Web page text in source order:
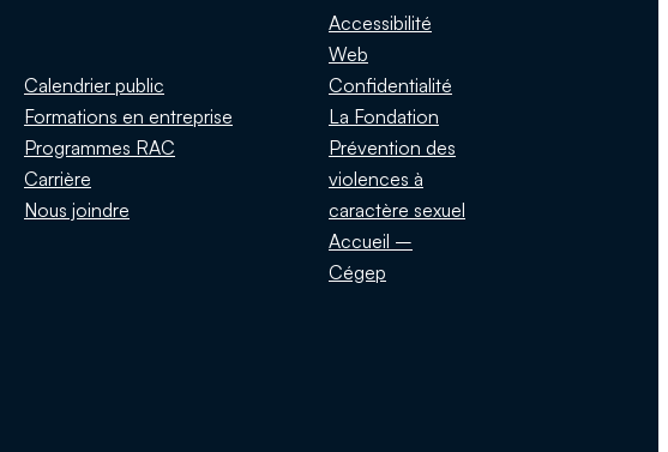
Calendrier public
Formations en entreprise
Programmes RAC
Carrière
Nous joindre
Accessibilité
Web
Confidentialité
La Fondation
Prévention des
violences à
caractère sexuel
Accueil –
Cégep